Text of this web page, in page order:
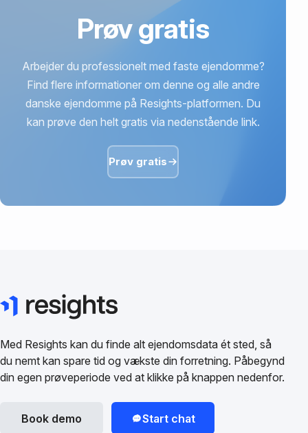
Prøv gratis
Arbejder du professionelt med faste ejendomme?
Find flere informationer om denne og alle andre
danske ejendomme på Resights-platformen. Du
kan prøve den helt gratis via nedenstående link.
Prøv gratis
Med Resights kan du finde alt ejendomsdata ét sted, så
du nemt kan spare tid og vækste din forretning. Påbegynd
din egen prøveperiode ved at klikke på knappen nedenfor.
Book demo Start chat